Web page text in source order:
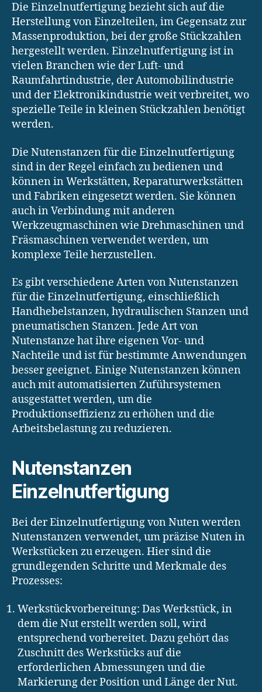
Die Einzelnutfertigung bezieht sich auf die
Herstellung von Einzelteilen, im Gegensatz zur
Massenproduktion, bei der große Stückzahlen
hergestellt werden. Einzelnutfertigung ist in
vielen Branchen wie der Luft- und
Raumfahrtindustrie, der Automobilindustrie
und der Elektronikindustrie weit verbreitet, wo
spezielle Teile in kleinen Stückzahlen benötigt
werden.
Die Nutenstanzen für die Einzelnutfertigung
sind in der Regel einfach zu bedienen und
können in Werkstätten, Reparaturwerkstätten
und Fabriken eingesetzt werden. Sie können
auch in Verbindung mit anderen
Werkzeugmaschinen wie Drehmaschinen und
Fräsmaschinen verwendet werden, um
komplexe Teile herzustellen.
Es gibt verschiedene Arten von Nutenstanzen
für die Einzelnutfertigung, einschließlich
Handhebelstanzen, hydraulischen Stanzen und
pneumatischen Stanzen. Jede Art von
Nutenstanze hat ihre eigenen Vor- und
Nachteile und ist für bestimmte Anwendungen
besser geeignet. Einige Nutenstanzen können
auch mit automatisierten Zuführsystemen
ausgestattet werden, um die
Produktionseffizienz zu erhöhen und die
Arbeitsbelastung zu reduzieren.
Nutenstanzen
Einzelnutfertigung
Bei der Einzelnutfertigung von Nuten werden
Nutenstanzen verwendet, um präzise Nuten in
Werkstücken zu erzeugen. Hier sind die
grundlegenden Schritte und Merkmale des
Prozesses:
Werkstückvorbereitung: Das Werkstück, in
dem die Nut erstellt werden soll, wird
entsprechend vorbereitet. Dazu gehört das
Zuschnitt des Werkstücks auf die
erforderlichen Abmessungen und die
Markierung der Position und Länge der Nut.